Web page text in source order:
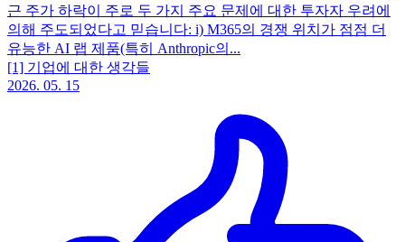
근 주가 하락이 주로 두 가지 주요 문제에 대한 투자자 우려에
의해 주도되었다고 믿습니다: i) M365의 경쟁 위치가 점점 더
유능한 AI 랩 제품(특히 Anthropic의...
[1] 기업에 대한 생각들
2026. 05. 15